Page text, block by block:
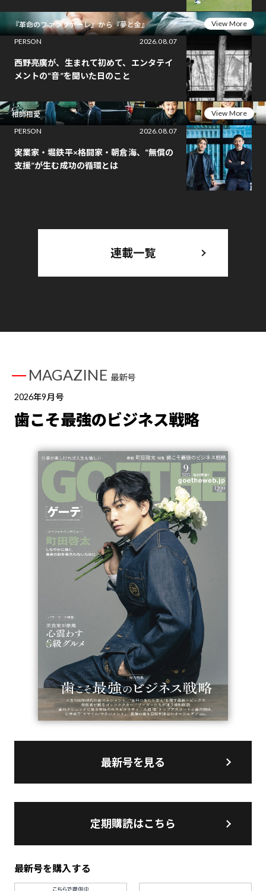
『革命のファンファーレ』から『夢と金』
View More
PERSON
2026.08.07
西野亮廣が、生まれて初めて、エンタテイ
メントの“音”を聞いた日のこと
相師相愛
View More
PERSON
2026.08.07
実業家・堀鉄平×格闘家・朝倉海、“無償の
支援”が生む成功の循環とは
連載一覧
MAGAZINE 最新号
2026年9月号
歯こそ最強のビジネス戦略
最新号を見る
定期購読はこちら
最新号を購入する